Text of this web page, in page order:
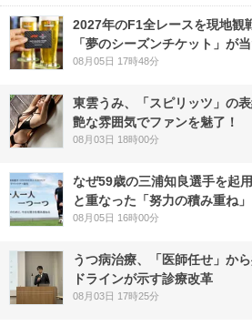
2027年のF1全レースを現地観
「夢のシーズンチケット」が
08月05日 17時48分
東雲うみ、「スピリッツ」の
艶な雰囲気でファンを魅了！
08月03日 18時00分
なぜ59歳の三浦知良選手を起
と重なった「努力の積み重ね」
08月05日 16時00分
うつ病治療、「医師任せ」か
ドラインが示す診療改革
08月03日 17時25分